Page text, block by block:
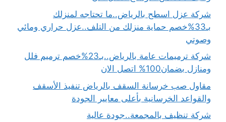
شركة عزل اسطح بالرياض..ما تحتاجه لمنزلك
بـ33%خصم حماية منزلك من التلف..عزل حراري ومائي
وصوتي
شركة ترميمات عامة بالرياض..بـ23%خصم ترميم فلل
ومنازل بضمان100% اتصل الان
مقاول صب خرسانة السقف بالرياض تنفيذ الأسقف
والقواعد الخرسانية بأعلى معايير الجودة
شركة تنظيف بالمجمعة..جودة عالية